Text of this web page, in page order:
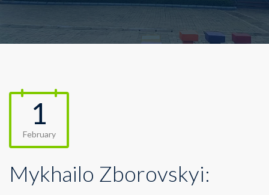
1
February
Mykhailo Zborovskyi: